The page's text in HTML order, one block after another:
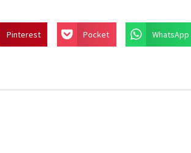
Pinterest Pocket WhatsApp